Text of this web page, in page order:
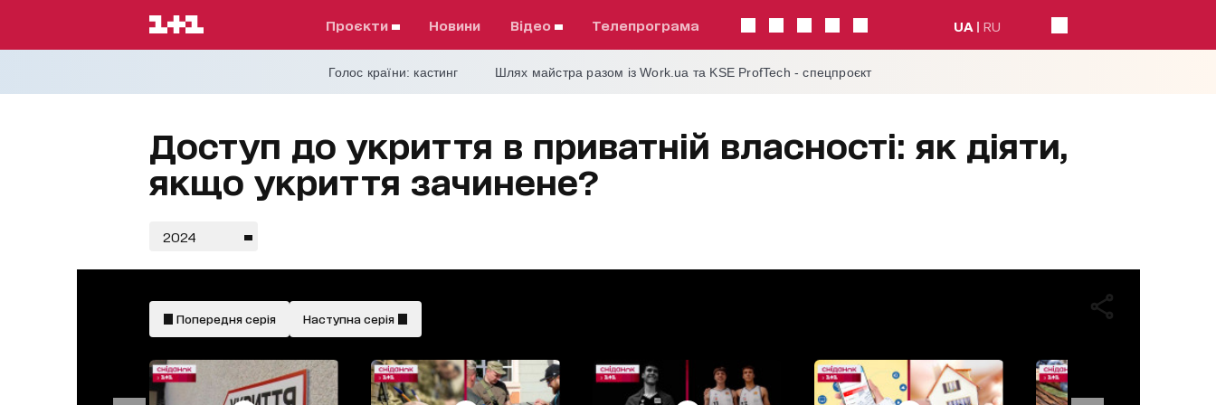
проєкти Новини відео телепрограма UA RU
Голос країни: кастинг Шлях майстра разом із Work.ua та KSE ProfTech - спецпроєкт
Доступ до укриття в приватній власності: як діяти,
якщо укриття зачинене?
2024
Попередня серія Наступна серія